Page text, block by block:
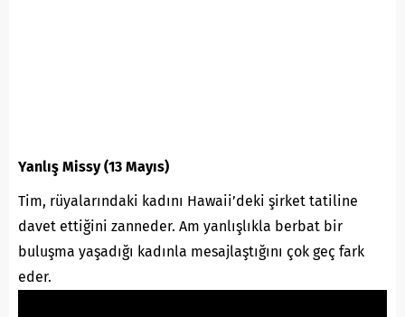
Yanlış Missy (13 Mayıs)
Tim, rüyalarındaki kadını Hawaii’deki şirket tatiline
davet ettiğini zanneder. Am yanlışlıkla berbat bir
buluşma yaşadığı kadınla mesajlaştığını çok geç fark
eder.